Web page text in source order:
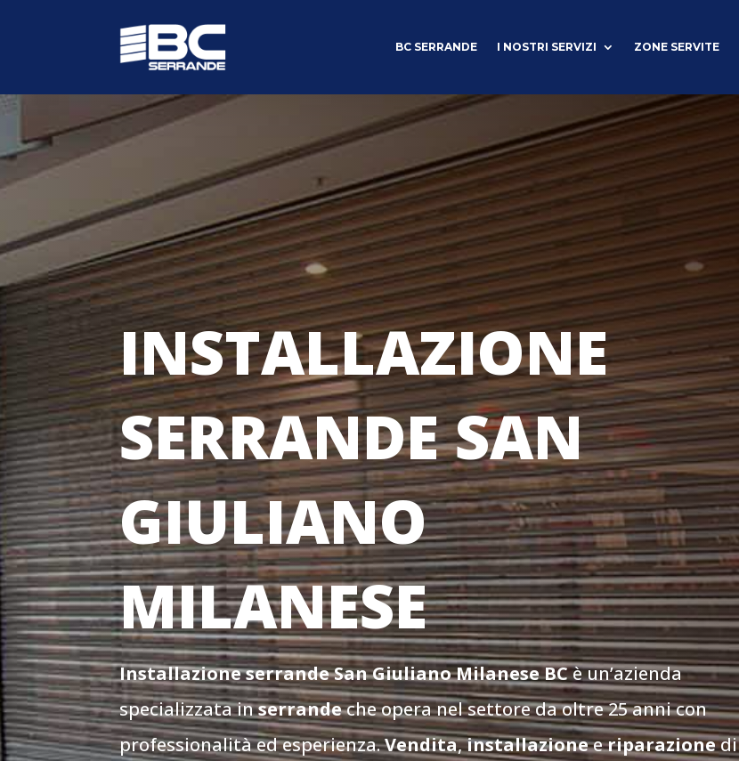
BC SERRANDE I NOSTRI SERVIZI ZONE SERVITE
INSTALLAZIONE
SERRANDE SAN
GIULIANO
MILANESE
Installazione serrande San Giuliano MilaneseBCè un’azienda
specializzata inserrandeche opera nel settore da oltre 25 anni con
professionalità ed esperienza.Vendita,installazioneeriparazionedi